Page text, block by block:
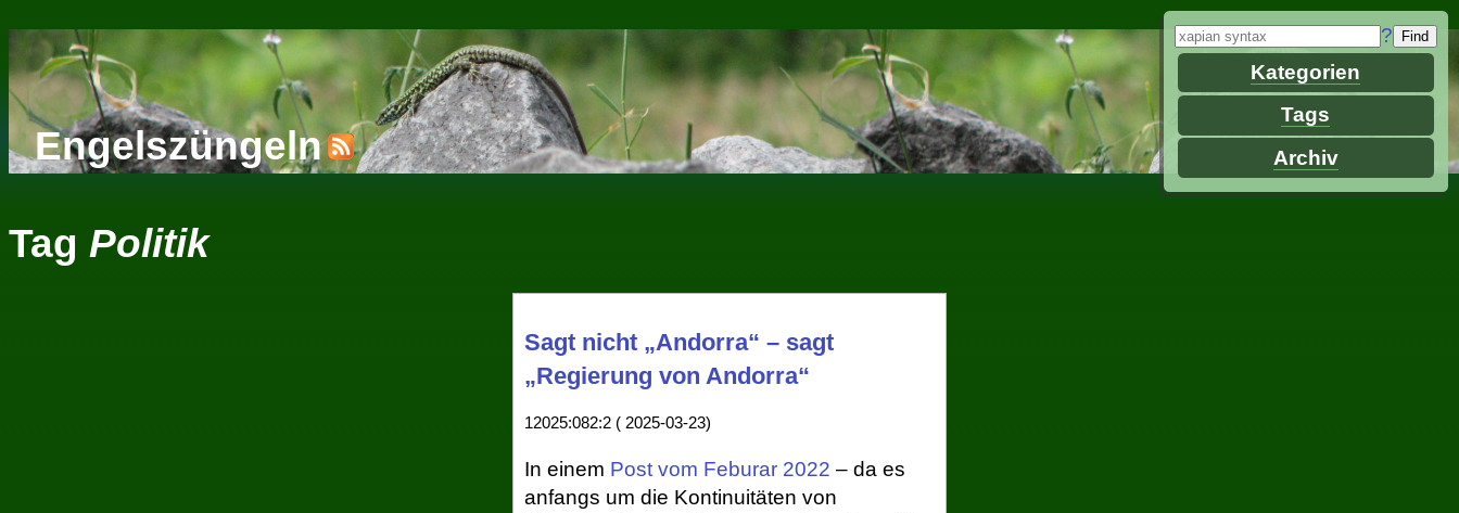
Engelszüngeln
Tag Politik
Sagt nicht „Andorra“ – sagt
„Regierung von Andorra“
12025:082:2 ( 2025-03-23)
In einem Post vom Feburar 2022 – da es
anfangs um die Kontinuitäten von
?
Kategorien
Tags
Archiv